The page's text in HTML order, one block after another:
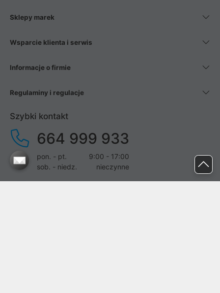
Sklepy marek
Wsparcie klienta i serwis
Informacje o firmie
Regulaminy i regulacje
Szybki kontakt
664 999 933
pon. - pt.
9:00 - 17:00
sob. - niedz.
nieczynne